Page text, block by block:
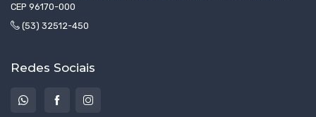
CEP 96170-000
(53) 32512-450
Redes Sociais